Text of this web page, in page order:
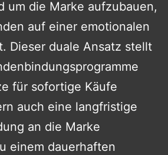
um die Marke aufzubauen,
auf einer emotionalen
Dieser duale Ansatz stellt
für sofortige Käufe
auch eine langfristige
an die Marke
einem dauerhaften